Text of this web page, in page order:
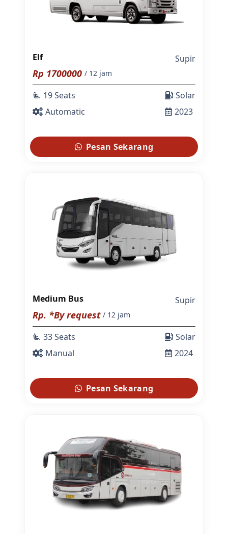
Elf Supir
Rp 1700000 / 12 jam
airline_seat_recline_extra 19 Seats
Automatic
Solar
2023
Pesan Sekarang
Medium Bus Supir
Rp. *By request / 12 jam
airline_seat_recline_extra 33 Seats
Manual
Solar
2024
Pesan Sekarang